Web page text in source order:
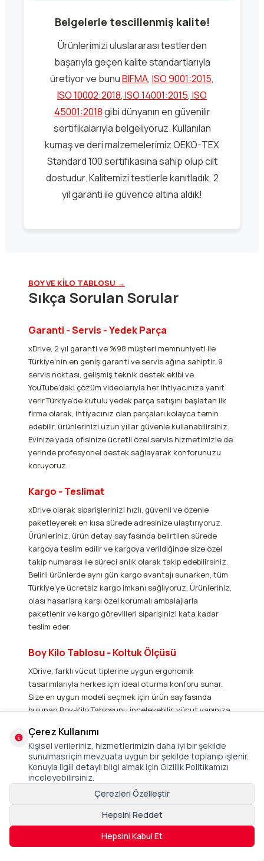
Belgelerle tescillenmiş kalite!
Ürünlerimizi uluslararası testlerden
başarıyla geçen kalite standartlarıyla
üretiyor ve bunuBIFMA, ISO 9001:2015,
ISO 10002:2018, ISO 14001:2015, ISO
45001:2018gibi dünyanın en güvenilir
sertifikalarıyla belgeliyoruz. Kullanılan
kumaş ve deri malzemelerimiz OEKO-TEX
Standard 100 sertifikasına sahip olup cilt
dostudur. Kalitemizi testlerle kanıtladık, 2
yıl garanti ile güvence altına aldık!
BOY VE KİLO TABLOSU →
Sıkça Sorulan Sorular
Garanti - Servis - Yedek Parça
xDrive, 2 yıl garanti ve %98 müşteri memnuniyeti ile
Türkiye’nin en geniş garanti ve servis ağına sahiptir. 9
servis noktası, gelişmiş teknik destek ekibi ve
YouTube’daki çözüm videolarıyla her ihtiyacınıza yanıt
verir.Türkiye’de kutulu yedek parça satışını başlatan ilk
firma olarak, ihtiyacınız olan parçaları kolayca temin
edebilir, ürünlerinizi uzun yıllar güvenle kullanabilirsiniz.
Evinize yada ofisinize ücretli özel servis hizmetimizle de
yerinde profesyonel destek sağlayarak konforunuzu
koruyoruz.
Kargo - Teslimat
xDrive olarak siparişlerinizi hızlı, güvenli ve özenle
paketleyerek en kısa sürede adresinize ulaştırıyoruz.
Ürünleriniz, ürün detay sayfasında belirtilen sürede
kargoya teslim edilir ve kargoya verildiğinde size özel
takip numarası ile süreci anlık olarak takip edebilirsiniz.
Belirli ürünlerde aynı gün kargo avantajı sunarken, tüm
Türkiye’ye ücretsiz kargo imkanı sağlıyoruz. Ürünleriniz,
olası hasarlara karşı özel korumalı ambalajlarla
paketlenir ve kargo görevlileri siparişinizi kata kadar
teslim eder.
Boy Kilo Tablosu - Koltuk Ölçüsü
XDrive, farklı vücut tiplerine uygun ergonomik
tasarımlarıyla herkes için ideal oturma konforu sunar.
Size en uygun modeli seçmek için ürün sayfasında
bulunan Boy-Kilo Tablosunu inceleyebilir, vücut yapınıza
konfor ve destek için doğru ölçüler ve kaliteli malzemeler
büyük önem taşır. Oyuncu koltuğu modellerimizin detaylı
ölçülerini ve kullanılan malzemeleri görmek içinÜrün
Ölçüsükısmına tıklayarak inceleyebilirsiniz.
Çerez Kullanımı
Kişisel verileriniz, hizmetlerimizin daha iyi bir şekilde
sunulması için mevzuata uygun bir şekilde toplanıp işlenir.
Konuyla ilgili detaylı bilgi almak için Gizlilik Politikamızı
inceleyebilirsiniz.
Çerezleri Özelleştir
Hepsini Reddet
Hepsini Kabul Et